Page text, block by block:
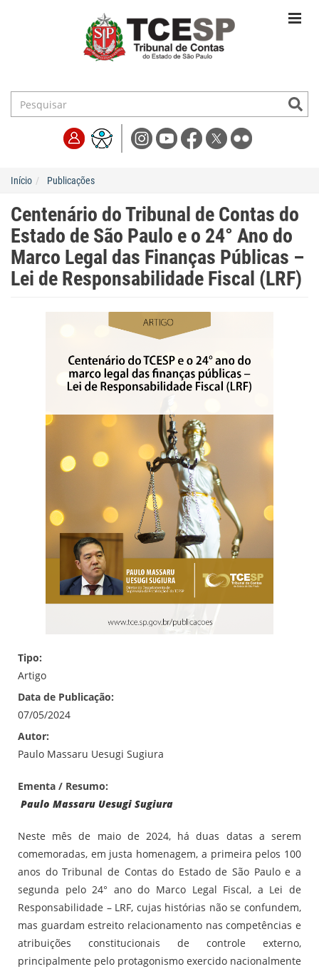
Início Publicações
Centenário do Tribunal de Contas do
Estado de São Paulo e o 24° Ano do
Marco Legal das Finanças Públicas –
Lei de Responsabilidade Fiscal (LRF)
Tipo:
Artigo
Data de Publicação:
07/05/2024
Autor:
Paulo Massaru Uesugi Sugiura
Ementa / Resumo:
Paulo Massaru Uesugi Sugiura
Neste mês de maio de 2024, há duas datas a serem
comemoradas, em justa homenagem, a primeira pelos 100
anos do Tribunal de Contas do Estado de São Paulo e a
segunda pelo 24° ano do Marco Legal Fiscal, a Lei de
Responsabilidade – LRF, cujas histórias não se confundem,
mas guardam estreito relacionamento nas competências e
atribuições constitucionais de controle externo,
principalmente pelo protagonismo exercido nacionalmente